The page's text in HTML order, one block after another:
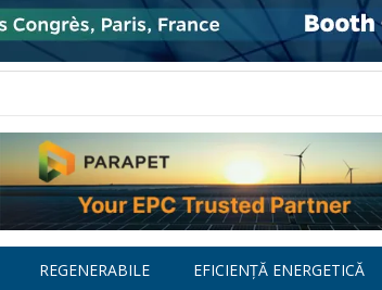
REGENERABILE EFICIENȚĂ ENERGETICĂ